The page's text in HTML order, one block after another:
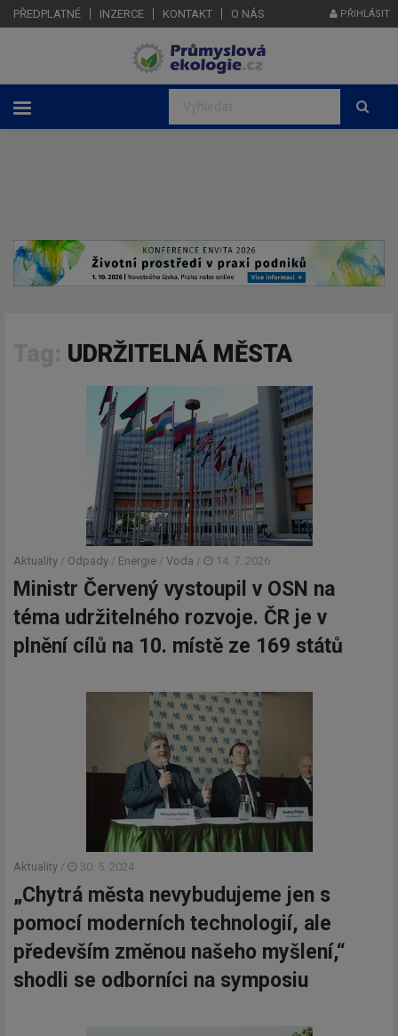
PŘEDPLATNÉ INZERCE KONTAKT O NÁS PŘIHLÁSIT
UDRŽITELNÁ MĚSTA
Aktuality / Odpady / Energie / Voda / 14. 7. 2026
Ministr Červený vystoupil v OSN na
téma udržitelného rozvoje. ČR je v
plnění cílů na 10. místě ze 169 států
Aktuality / 30. 5. 2024
„Chytrá města nevybudujeme jen s
pomocí moderních technologií, ale
především změnou našeho myšlení,“
shodli se odborníci na symposiu